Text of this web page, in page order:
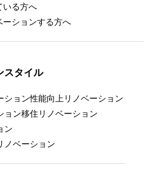
いる方へ
ションする方へ
スタイル
ション性能向上リノベーション
ョン移住リノベーション
ン
ノベーション